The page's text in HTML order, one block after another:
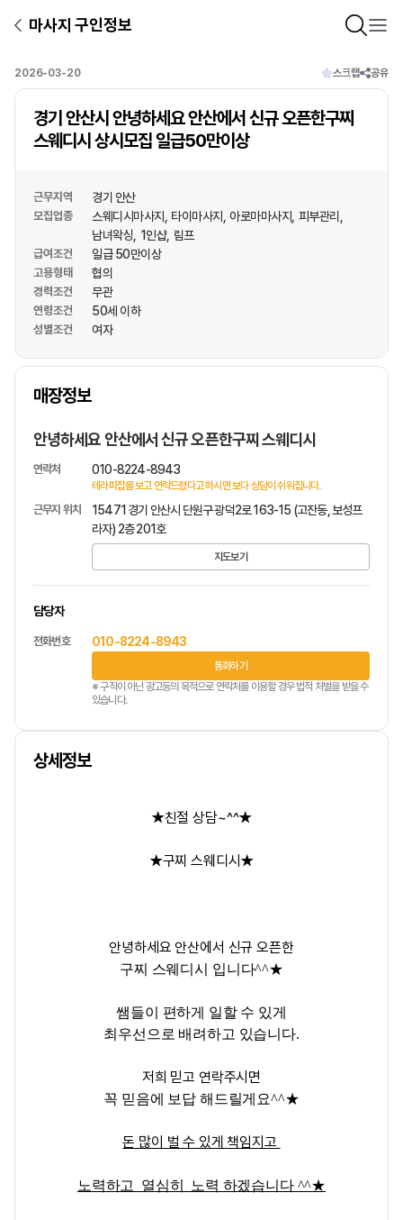
마사지 구인정보
2026-03-20 스크랩 공유
경기 안산시 안녕하세요 안산에서 신규 오픈한구찌
스웨디시 상시모집 일급50만이상
근무지역 경기 안산
모집업종 스웨디시마사지 타이마사지 아로마마사지
피부관리
남녀왁싱 1인샵 림프
급여조건 일급 50만이상
고용형태 협의
경력조건 무관
연령조건 50세 이하
성별조건 여자
매장정보
상호명
안녕하세요 안산에서 신규 오픈한구찌 스웨디시
연락처 010-8224-8943
테라피잡를 보고 연락드렸다고 하시면 보다 상담이 쉬워집니다.
근무지 위치
15471 경기 안산시 단원구 광덕2로 163-15 (고잔동, 보성프
라자) 2층 201호
지도보기
담당자
전화번호 010-8224-8943
통화하기
※ 구직이 아닌 광고등의 목적으로 연락처를 이용할 경우 법적 처벌을 받을 수
있습니다.
상세정보
★친절 상담~^^★
★구찌 스웨디시★
안녕하세요 안산에서 신규 오픈한
구찌 스웨디시 입니다^^★
쌤들이 편하게 일할 수 있게
최우선으로 배려하고 있습니다.
저희 믿고 연락주시면
꼭 믿음에 보답 해드릴게요^^★
돈 많이 벌 수 있게 책임지고
노력하고 열심히 노력 하겠습니다 ^^★